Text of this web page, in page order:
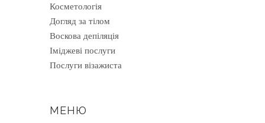
Косметологія
Догляд за тілом
Воскова депіляція
Іміджеві послуги
Послуги візажиста
МЕНЮ